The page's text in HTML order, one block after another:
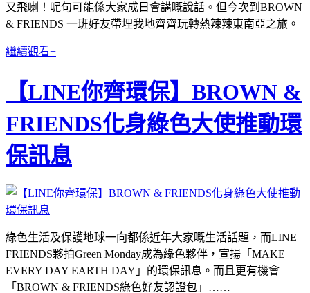
又飛喇！呢句可能係大家成日會講嘅說話。但今次到BROWN
& FRIENDS 一班好友帶埋我地齊齊玩轉熱辣辣東南亞之旅。
繼續觀看+
【LINE你齊環保】BROWN &
FRIENDS化身綠色大使推動環
保訊息
綠色生活及保護地球一向都係近年大家嘅生活話題，而LINE
FRIENDS夥拍Green Monday成為綠色夥伴，宣揚「MAKE
EVERY DAY EARTH DAY」的環保訊息。而且更有機會
「BROWN & FRIENDS綠色好友認證包」……